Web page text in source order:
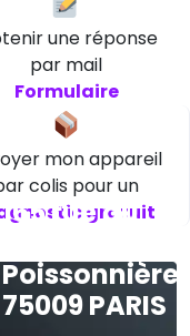
une réponse
par mail
Formulaire
mon appareil
colis pour un
gratuit
165 rue du
Poissonnière
75009 PARIS